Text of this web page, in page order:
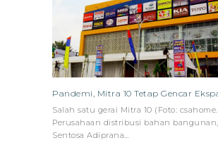
Pandemi, Mitra 10 Tetap Gencar
Salah satu gerai Mitra 10 (Foto:
Perusahaan distribusi bahan
Sentosa Adiprana…